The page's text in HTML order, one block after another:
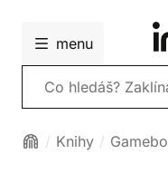
menu
Vyhledávání
Knihy